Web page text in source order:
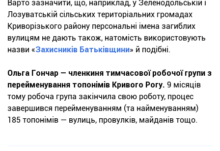
Варто зазначити, що, наприклад, у Зеленодольській і
Лозуватській сільських територіальних громадах
Криворізького району персональні імена загиблих
вулицям не дають також, натомість використовують
назви «Захисників Батьківщини» й подібні.
Ольга Гончар — членкиня тимчасової робочої групи з
перейменування топонімів Кривого Рогу. 9 місяців
тому робоча група закінчила свою роботу, процес
завершився перейменуванням (та найменуванням)
185 топонімів — вулиць, провулків, майданів тощо.